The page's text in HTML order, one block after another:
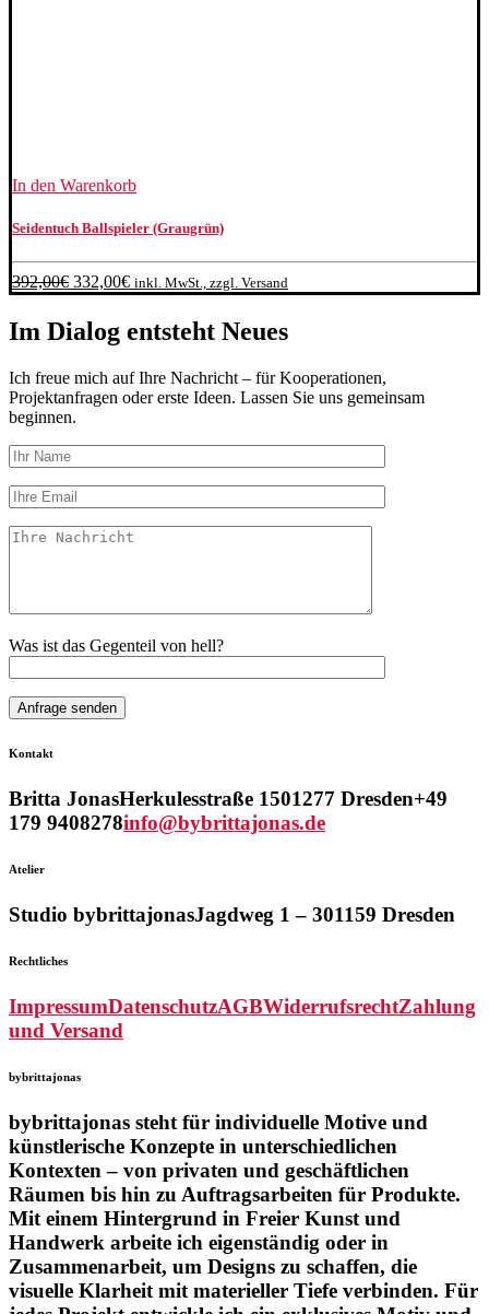
In den Warenkorb
Seidentuch Ballspieler (Graugrün)
392,00€ Ursprünglicher
Preis
war:
392,00€
332,00€Aktueller
Preis
332,00€.
inkl. MwSt., zzgl. Versand
Im Dialog entsteht Neues
Ich freue mich auf Ihre Nachricht – für Kooperationen,
Projektanfragen oder erste Ideen. Lassen Sie uns gemeinsam
beginnen.
Was ist das Gegenteil von hell?
Kontakt
Britta JonasHerkulesstraße 1501277 Dresden+49
179 9408278info@bybrittajonas.de
Atelier
Studio bybrittajonasJagdweg 1 – 301159 Dresden
Rechtliches
ImpressumDatenschutzAGBWiderrufsrechtZahlung
und Versand
bybrittajonas
bybrittajonas steht für individuelle Motive und
künstlerische Konzepte in unterschiedlichen
Kontexten – von privaten und geschäftlichen
Räumen bis hin zu Auftragsarbeiten für Produkte.
Mit einem Hintergrund in Freier Kunst und
Handwerk arbeite ich eigenständig oder in
Zusammenarbeit, um Designs zu schaffen, die
visuelle Klarheit mit materieller Tiefe verbinden. Für